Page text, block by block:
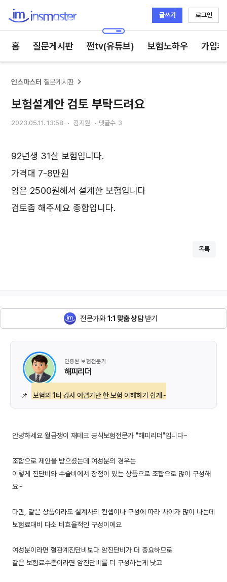
글쓰기 로그인
홈 질문게시판 쩐tv(유튜브) 보험노하우 가입
인스마스터 질문게시판
보험설계안 검토 부탁드려요
2023.05.11. 13:58 김지원 댓글수 3
92년생 31살 보험입니다.
가격대 7-8만원
암은 2500원해서 설계한 보험입니다
검토좀 해주세요 종합입니다.
목록
전문가와1:1 맞춤 상담받기
인증된 보험전문가
해피리더
📌 보험의 1타 강사 어렵기만 한 보험 이해하기 쉽게~
안녕하세요 월급쟁이 재테크 공식보험전문가 "해피리더"입니다~
조합으로 제안을 받으셨는데 여성분의 경우는
이렇게 진단비와 수술비에서 장점이 있는 상품으로 조합으로 많이 구성해
요~
다만, 같은 상품이라도 설계사의 컨셉이나 구성에 따라 차이가 많이 나는데
보험료대비 다소 비효율적인 구성이에요
여성분이라면 혈관계진단비보다 암진단비가 더 중요하므로
같은 보험료수준이라면 암진단비를 더 구성하는게 낫고